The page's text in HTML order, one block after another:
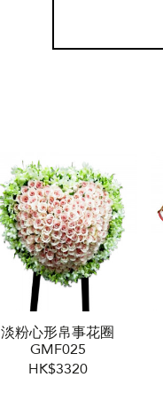
淡粉心形帛事花圈
GMF025
HK$3320